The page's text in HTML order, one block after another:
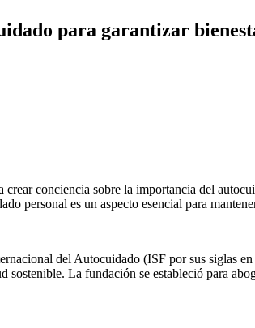
para garantizar
conciencia sobre la importancia del
personal es un aspecto esencial para
del Autocuidado (ISF por sus siglas
La fundación se estableció para